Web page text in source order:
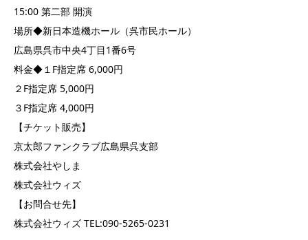
15:00 第二部 開演
場所◆新日本造機ホール（呉市民ホール）
広島県呉市中央4丁目1番6号
料金◆１F指定席 6,000円
２F指定席 5,000円
３F指定席 4,000円
【チケット販売】
京太郎ファンクラブ広島県呉支部
株式会社やしま
株式会社ウィズ
【お問合せ先】
株式会社ウィズ TEL:090-5265-0231